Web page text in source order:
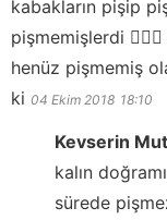
kabakların pişip
pişmemişlerdi
henüz pişmemiş
ki 04 Ekim 2018 18:10
Kevserin
kalın
sürede